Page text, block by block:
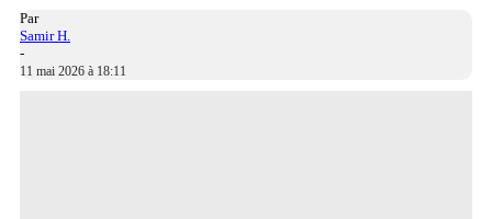
Par
Samir H.
-
11 mai 2026 à 18:11